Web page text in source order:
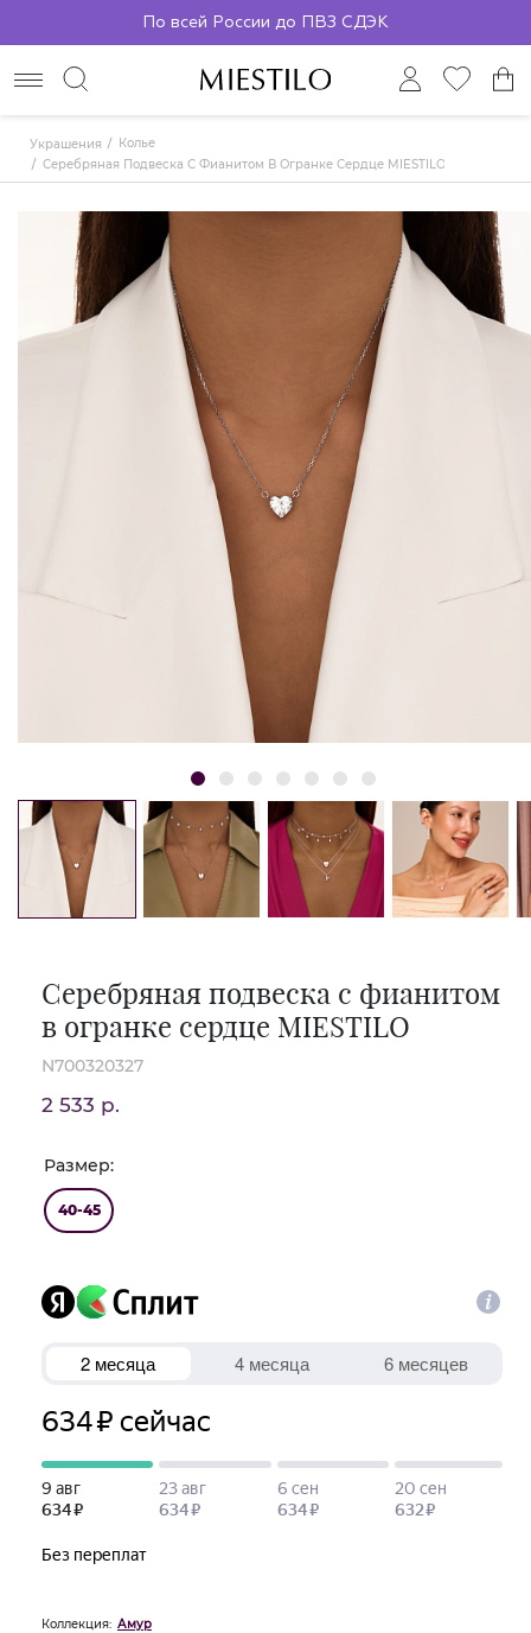
По всей России до ПВЗ СДЭК
Украшения
Колье
Серебряная Подвеска С Фианитом В Огранке Сердце MIESTILO
Серебряная подвеска с фианитом
в огранке сердце MIESTILO
N700320327
2 533 р.
Размер:
40-45
Коллекция: Амур